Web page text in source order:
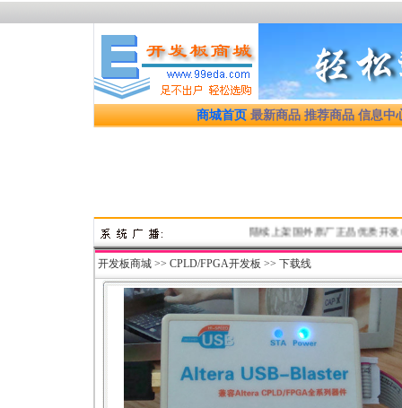
商城首页 最新商品 推荐商品 信息中
陆续上架国外原厂正品优质开发板
开发板商城 >> CPLD/FPGA开发板 >> 下载线